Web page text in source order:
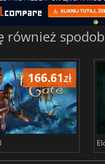
również
166.61zł